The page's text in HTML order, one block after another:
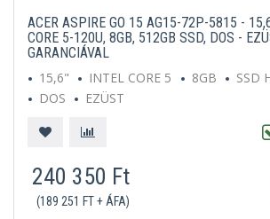
ACER ASPIRE GO 15 AG15-72P-5815 -
CORE 5-120U, 8GB, 512GB SSD, DOS -
GARANCIÁVAL
15,6"
INTEL CORE 5 8GB
SSD
DOS
EZÜST
240 350 Ft
(189 251 FT + ÁFA)